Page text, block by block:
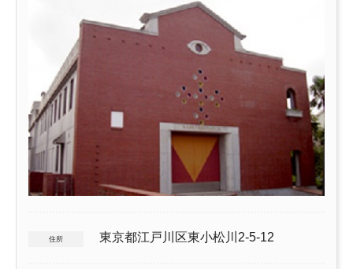
住所 東京都江戸川区東小松川2-5-12